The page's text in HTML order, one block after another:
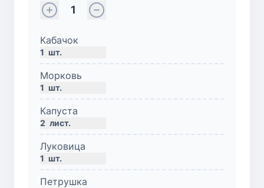
1
Кабачок
1 шт.
Морковь
1 шт.
Капуста
2 лист.
Луковица
1 шт.
Петрушка